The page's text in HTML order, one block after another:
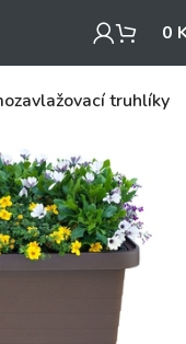
0
truhlíky